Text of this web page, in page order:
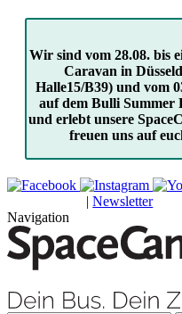
Wir sind vom 28.08. bis
Caravan in
Halle15/B39) und vom
auf dem Bulli Summer
und erlebt unsere
freuen uns auf
| Newsletter
Navigation